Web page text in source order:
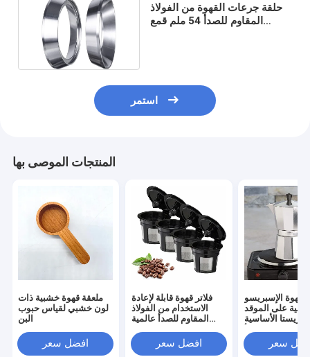
حلقة جرعات القهوة من الفولاذ
المقاوم للصدأ 54 ملم قمع
استمر
المنتجات الموصى بها
ملعقة قهوة خشبية ذات
لون خشبي لقياس حبوب
البن
افضل سعر
فلاتر قهوة قابلة لإعادة
الاستخدام من الفولاذ
المقاوم للصدأ عالمية
افضل سعر
قهوة الإسبريسو
على الموقد
باريستا الأساسية
سعر